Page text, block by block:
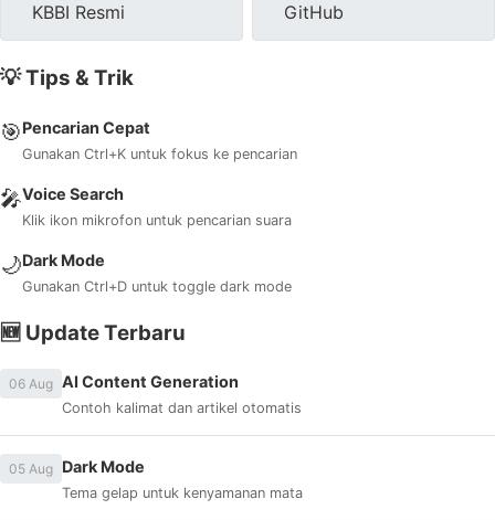
KBBI Resmi GitHub
💡 Tips & Trik
🎯Pencarian Cepat
Gunakan Ctrl+K untuk fokus ke pencarian
🎤Voice Search
Klik ikon mikrofon untuk pencarian suara
🌙Dark Mode
Gunakan Ctrl+D untuk toggle dark mode
🆕 Update Terbaru
06 Aug AI Content Generation
Contoh kalimat dan artikel otomatis
05 Aug Dark Mode
Tema gelap untuk kenyamanan mata